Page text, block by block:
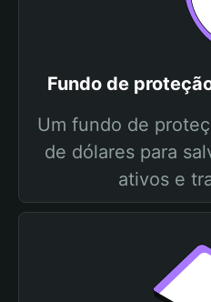
Fundo de
Um fundo de
de dólares para
ativos e